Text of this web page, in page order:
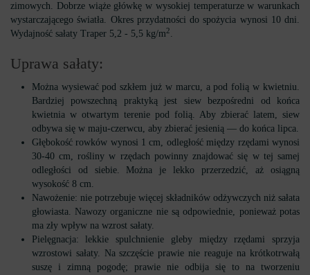
zimowych. Dobrze wiąże główkę w wysokiej temperaturze w warunkach
wystarczającego światła. Okres przydatności do spożycia wynosi 10 dni.
Wydajność sałaty Traper 5,2 - 5,5 kg/m2.
Uprawa sałaty:
Można wysiewać pod szkłem już w marcu, a pod folią w kwietniu.
Bardziej powszechną praktyką jest siew bezpośredni od końca
kwietnia w otwartym terenie pod folią. Aby zbierać latem, siew
odbywa się w maju-czerwcu, aby zbierać jesienią — do końca lipca.
Głębokość rowków wynosi 1 cm, odległość między rzędami wynosi
30-40 cm, rośliny w rzędach powinny znajdować się w tej samej
odległości od siebie. Można je lekko przerzedzić, aż osiągną
wysokość 8 cm.
Nawożenie: nie potrzebuje więcej składników odżywczych niż sałata
głowiasta. Nawozy organiczne nie są odpowiednie, ponieważ potas
ma zły wpływ na wzrost sałaty.
Pielęgnacja: lekkie spulchnienie gleby między rzędami sprzyja
wzrostowi sałaty. Na szczęście prawie nie reaguje na krótkotrwałą
suszę i zimną pogodę; prawie nie odbija się to na tworzeniu